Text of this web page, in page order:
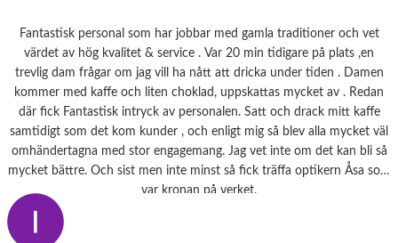
Fantastisk personal som har jobbar med gamla traditioner och vet
värdet av hög kvalitet & service . Var 20 min tidigare på plats ,en
trevlig dam frågar om jag vill ha nått att dricka under tiden . Damen
kommer med kaffe och liten choklad, uppskattas mycket av . Redan
där fick Fantastisk intryck av personalen. Satt och drack mitt kaffe
samtidigt som det kom kunder , och enligt mig så blev alla mycket väl
omhändertagna med stor engagemang. Jag vet inte om det kan bli så
mycket bättre. Och sist men inte minst så fick träffa optikern Åsa som
var kronan på verket.